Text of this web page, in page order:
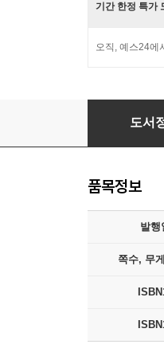
기간 한정 특가
오직, 예스24에
애덤 스미스
도서
품목정보
발행
쪽수, 무